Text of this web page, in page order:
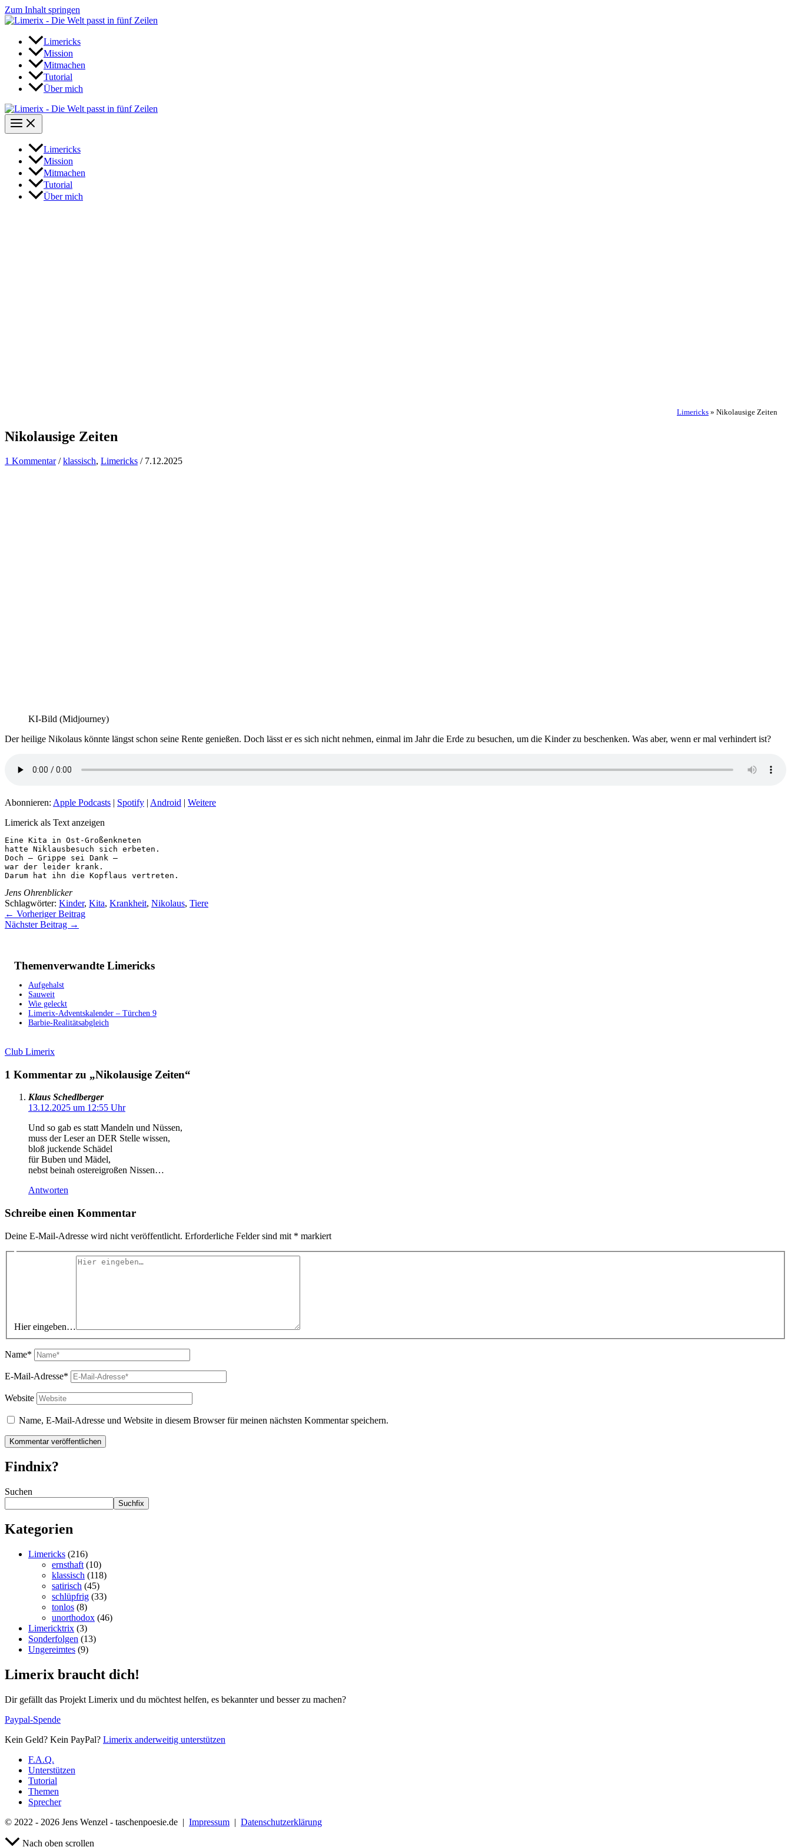
Zum Inhalt springen
Limericks
Mission
Mitmachen
Tutorial
Über mich
Limericks
Mission
Mitmachen
Tutorial
Über mich
Limericks » Nikolausige Zeiten
Nikolausige Zeiten
1 Kommentar /klassisch, Limericks / 7.12.2025
KI-Bild (Midjourney)
Der heilige Nikolaus könnte längst schon seine Rente genießen. Doch lässt er es sich nicht nehmen, einmal im Jahr die Erde zu besuchen, um die Kinder zu beschenken. Was aber, wenn er mal verhindert ist?
Abonnieren: Apple Podcasts | Spotify | Android | Weitere
Limerick als Text anzeigen
Eine Kita in Ost-Großenkneten
hatte Niklausbesuch sich erbeten.
Doch – Grippe sei Dank –
war der leider krank.
Darum hat ihn die Kopflaus vertreten.
Jens Ohrenblicker
Schlagwörter: Kinder, Kita, Krankheit, Nikolaus, Tiere
← Vorheriger Beitrag
Nächster Beitrag →
Themenverwandte Limericks
Aufgehalst
Sauweit
Wie geleckt
Limerix-Adventskalender – Türchen 9
Barbie-Realitätsabgleich
Club Limerix
1 Kommentar zu „Nikolausige Zeiten“
Klaus Schedlberger
13.12.2025 um 12:55 Uhr
Und so gab es statt Mandeln und Nüssen,
muss der Leser an DER Stelle wissen,
bloß juckende Schädel
für Buben und Mädel,
nebst beinah ostereigroßen Nissen…
Antworten
Schreibe einen Kommentar
Deine E-Mail-Adresse wird nicht veröffentlicht. Erforderliche Felder sind mit * markiert
Hier eingeben…
Name*
E-Mail-Adresse*
Website
Name, E-Mail-Adresse und Website in diesem Browser für meinen nächsten Kommentar speichern.
Findnix?
Suchen
Suchfix
Kategorien
Limericks (216)
ernsthaft (10)
klassisch (118)
satirisch (45)
schlüpfrig (33)
tonlos (8)
unorthodox (46)
Limericktrix (3)
Sonderfolgen (13)
Ungereimtes (9)
Limerix braucht dich!
Dir gefällt das Projekt Limerix und du möchtest helfen, es bekannter und besser zu machen?
Paypal-Spende
Kein Geld? Kein PayPal? Limerix anderweitig unterstützen
F.A.Q.
Unterstützen
Tutorial
Themen
Sprecher
© 2022 - 2026 Jens Wenzel - taschenpoesie.de | Impressum | Datenschutzerklärung
Nach oben scrollen